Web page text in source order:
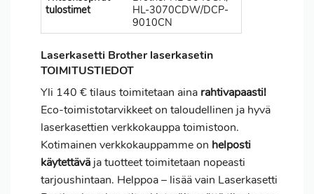
tulostimet
HL-3070CDW/DCP-
9010CN
Laserkasetti Brother laserkasetin
TOIMITUSTIEDOT
Yli 140 € tilaus toimitetaan aina rahtivapaasti!
Eco-toimistotarvikkeet on taloudellinen ja hyvä
laserkasettien verkkokauppa toimistoon.
Kotimainen verkkokauppamme on helposti
käytettävä ja tuotteet toimitetaan nopeasti
tarjoushintaan. Helppoa – lisää vain Laserkasetti